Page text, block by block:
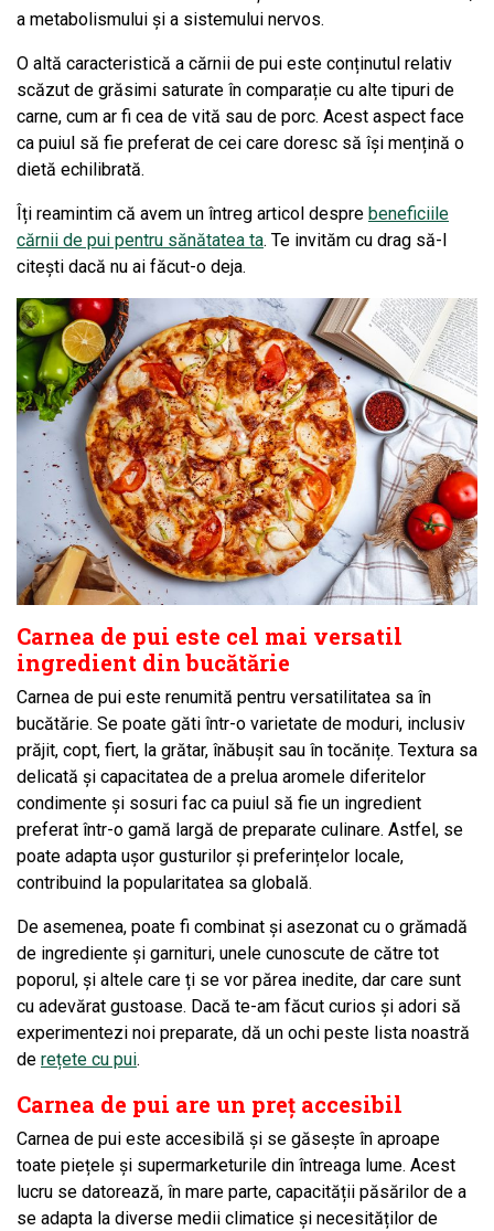
a metabolismului și a sistemului nervos.
O altă caracteristică a cărnii de pui este conținutul relativ
scăzut de grăsimi saturate în comparație cu alte tipuri de
carne, cum ar fi cea de vită sau de porc. Acest aspect face
ca puiul să fie preferat de cei care doresc să își mențină o
dietă echilibrată.
Îți reamintim că avem un întreg articol despre beneficiile
cărnii de pui pentru sănătatea ta. Te invităm cu drag să-l
citești dacă nu ai făcut-o deja.
Carnea de pui este cel mai versatil
ingredient din bucătărie
Carnea de pui este renumită pentru versatilitatea sa în
bucătărie. Se poate găti într-o varietate de moduri, inclusiv
prăjit, copt, fiert, la grătar, înăbușit sau în tocănițe. Textura sa
delicată și capacitatea de a prelua aromele diferitelor
condimente și sosuri fac ca puiul să fie un ingredient
preferat într-o gamă largă de preparate culinare. Astfel, se
poate adapta ușor gusturilor și preferințelor locale,
contribuind la popularitatea sa globală.
De asemenea, poate fi combinat și asezonat cu o grămadă
de ingrediente și garnituri, unele cunoscute de către tot
poporul, și altele care ți se vor părea inedite, dar care sunt
cu adevărat gustoase. Dacă te-am făcut curios și adori să
experimentezi noi preparate, dă un ochi peste lista noastră
de rețete cu pui.
Carnea de pui are un preț accesibil
Carnea de pui este accesibilă și se găsește în aproape
toate piețele și supermarketurile din întreaga lume. Acest
lucru se datorează, în mare parte, capacității păsărilor de a
se adapta la diverse medii climatice și necesităților de